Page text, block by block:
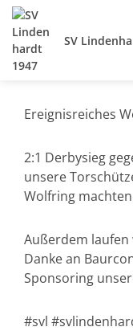
SV
Ereignisreiches
2:1 Derbysieg
unsere
Wolfring
Außerdem laufen
Danke an
Sponsoring
#svl